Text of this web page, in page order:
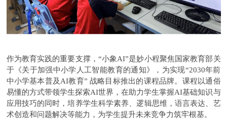
作为教育实践的重要支撑，“小象AI”是妙小程聚焦国家教育部关
于《关于加强中小学人工智能教育的通知》，为实现“2030年前
中小学基本普及AI教育” 战略目标推出的课程品牌。课程以通俗
易懂的方式带领学生探索AI世界，在助力学生掌握AI基础知识与
应用技巧的同时，培养学生科学素养、逻辑思维，语言表达、艺
术创造和问题解决等能力，为学生提升未来竞争力筑牢根基。